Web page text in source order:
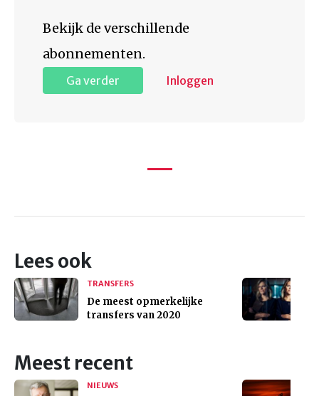
Bekijk de verschillende
abonnementen.
Ga verder Inloggen
Lees ook
TRANSFERS
De meest opmerkelijke
transfers van 2020
Meest recent
NIEUWS